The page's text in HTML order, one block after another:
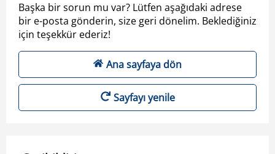
Başka bir sorun mu var? Lütfen aşağıdaki adrese
bir e-posta gönderin, size geri dönelim. Beklediğiniz
için teşekkür ederiz!
Ana sayfaya dön
Sayfayı yenile